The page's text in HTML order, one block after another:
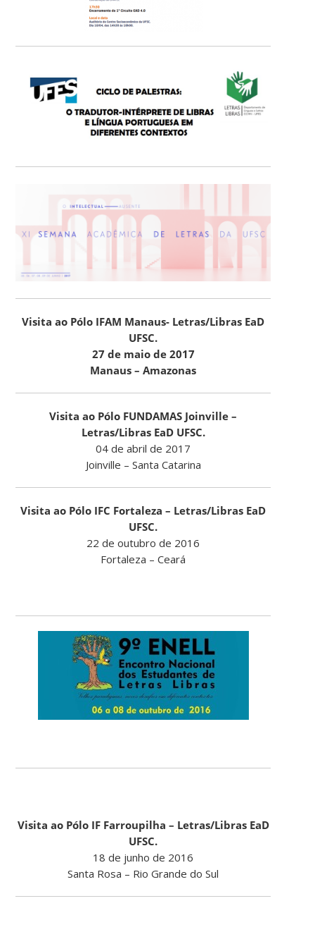
Visita ao Pólo IFAM Manaus- Letras/Libras EaD
UFSC.
27 de maio de 2017
Manaus – Amazonas
Visita ao Pólo FUNDAMAS Joinville –
Letras/Libras EaD UFSC.
04 de abril de 2017
Joinville – Santa Catarina
Visita ao Pólo IFC Fortaleza – Letras/Libras EaD
UFSC.
22 de outubro de 2016
Fortaleza – Ceará
Visita ao Pólo IF Farroupilha – Letras/Libras EaD
UFSC.
18 de junho de 2016
Santa Rosa – Rio Grande do Sul